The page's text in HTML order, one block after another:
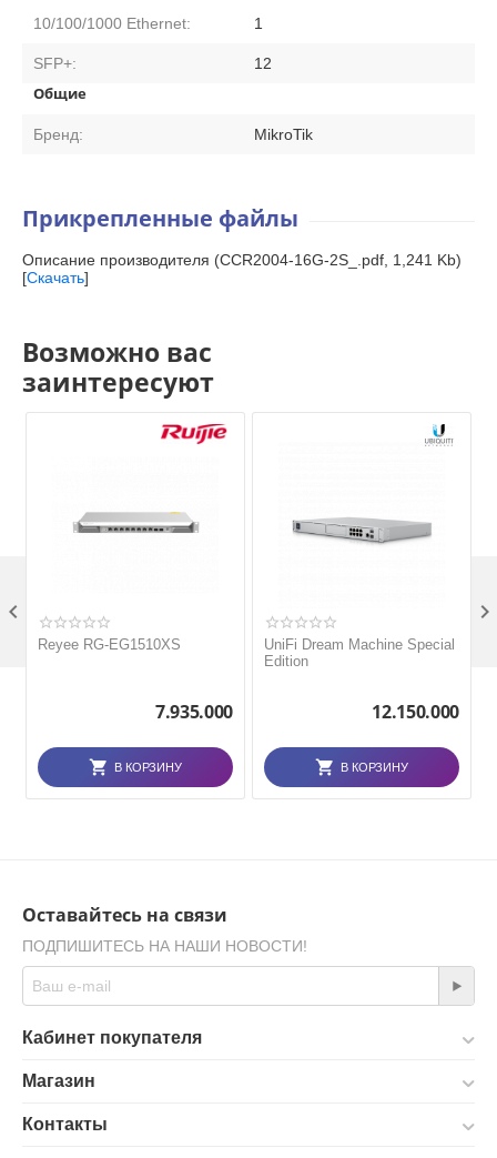
10/100/1000 Ethernet: 1
SFP+: 12
Общие
Бренд: MikroTik
Прикрепленные файлы
Описание производителя (CCR2004-16G-2S_.pdf, 1,241 Kb)
[Скачать]
Возможно вас
заинтересуют
Reyee RG-EG1510XS
7.935.000
В КОРЗИНУ
UniFi Dream Machine Special
Edition
12.150.000
В КОРЗИНУ
 
Оставайтесь на связи
ПОДПИШИТЕСЬ НА НАШИ НОВОСТИ!
Кабинет покупателя
Магазин
Контакты